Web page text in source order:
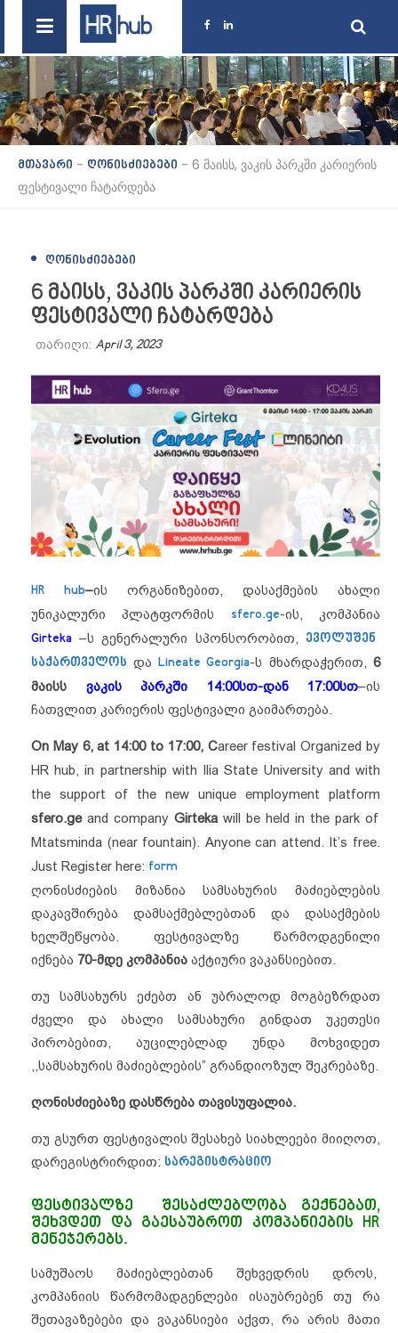
მთავარი - ღონისძიებები - 6 მაისს, ვაკის პარკში კარიერის
ფესტივალი ჩატარდება
ᲦᲝᲜᲘᲡᲫᲘᲔᲑᲔᲑᲘ
6 მაისს, ვაკის პარკში კარიერის
ფესტივალი ჩატარდება
თარიღი: April 3, 2023
HR hub–ის ორგანიზებით, დასაქმების ახალი
უნიკალური პლატფორმის sfero.ge-ის, კომპანია
Girteka –ს გენერალური სპონსორობით, ევოლუშენ
საქართველოს და Lineate Georgia-ს მხარდაჭერით,6
მაისს ვაკის პარკში 14:00სთ-დან 17:00სთ–ის
ჩათვლით კარიერის ფესტივალი გაიმართება.
On May 6, at 14:00 to 17:00, Career festival Organized by
HR hub, in partnership with Ilia State University and with
the support of the new unique employment platform
sfero.geand company Girteka will be held in the park of
Mtatsminda (near fountain). Anyone can attend. It’s free.
Just Register here: form
ღონისძიების მიზანია სამსახურის მაძიებლების
დაკავშირება დამსაქმებლებთან და დასაქმების
ხელშეწყობა. ფესტივალზე წარმოდგენილი
იქნება 70-მდე კომპანია აქტიური ვაკანსიებით.
თუ სამსახურს ეძებთ ან უბრალოდ მოგბეზრდათ
ძველი და ახალი სამსახური გინდათ უკეთესი
პირობებით, აუცილებლად უნდა მოხვიდეთ
,,სამსახურის მაძიებლების” გრანდიოზულ შეკრებაზე.
ღონისძიებაზე დასწრება თავისუფალია.
თუ გსურთ ფესტივალის შესახებ სიახლეები მიიღოთ,
დარეგისტრირდით: სარეგისტრაციო
ფესტივალზე შესაძლებლობა გექნებათ,
შეხვდეთ და გაესაუბროთ კომპანიების HR
მენეჯერებს.
სამუშაოს მაძიებლებთან შეხვედრის დროს,
კომპანიის წარმომადგენლები ისაუბრებენ თუ რა
შეთავაზებები და ვაკანსიები აქვთ, რა არის მათი